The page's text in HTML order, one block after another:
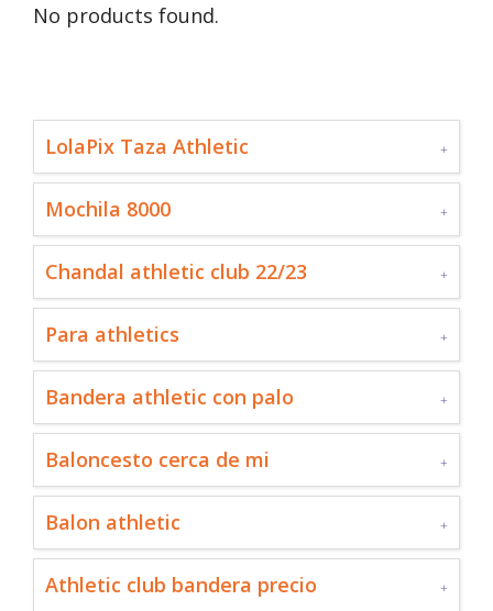
No products found.
LolaPix Taza Athletic
Mochila 8000
Chandal athletic club 22/23
Para athletics
Bandera athletic con palo
Baloncesto cerca de mi
Balon athletic
Athletic club bandera precio